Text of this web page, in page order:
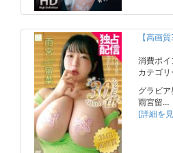
【高画
消費ポ
カテゴ
グラビ
雨宮留…
[詳細を